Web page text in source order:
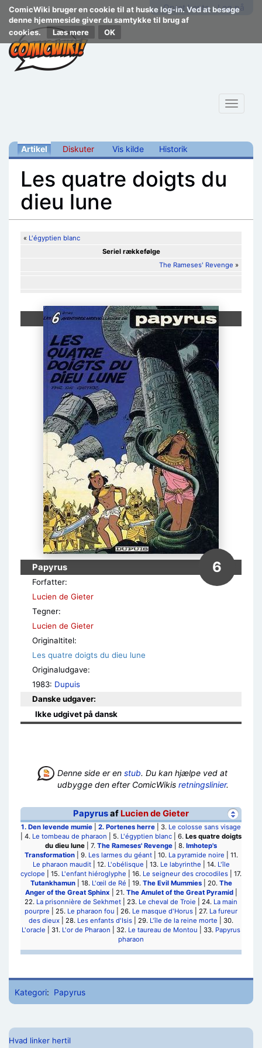
ComicWiki bruger en cookie til at huske log-in. Ved at besøge
denne hjemmeside giver du samtykke til brug af
cookies.
Læs mere
Opret konto Log på
Toggle
Artikel Diskuter Vis kilde Historik
Les quatre doigts du
dieu lune
« L'égyptien blanc
Seriel rækkefølge
The Rameses' Revenge »
Papyrus 6
Forfatter:
Lucien de Gieter
Tegner:
Lucien de Gieter
Originaltitel:
Les quatre doigts du dieu lune
Originaludgave:
1983: Dupuis
Danske udgaver:
Ikke udgivet på dansk
Denne side er en stub. Du kan hjælpe ved at
udbygge den efter ComicWikis retningslinier.
Papyrusaf Lucien de Gieter
1. Den levende mumie 2. Portenes herre | 3. Le colosse sans visage
| 4. Le tombeau de pharaon | 5. L'égyptien blanc | 6. Les quatre doigts
du dieu lune | 7. The Rameses' Revenge | 8. Imhotep's
Transformation| 9. Les larmes du géant| 10. La pyramide noire | 11.
Le pharaon maudit| 12. L'obélisque | 13. Le labyrinthe | 14. L'île
cyclope | 15. L'enfant hiéroglyphe | 16. Le seigneur des crocodiles | 17.
Tutankhamun| 18. L'œil de Ré | 19. The Evil Mummies| 20. The
Anger of the Great Sphinx | 21. The Amulet of the Great Pyramid|
22. La prisonnière de Sekhmet | 23. Le cheval de Troie | 24. La main
pourpre | 25. Le pharaon fou | 26. Le masque d'Horus | 27. La fureur
des dieux | 28. Les enfants d'Isis | 29. L'île de la reine morte | 30.
L'oracle | 31. L'or de Pharaon | 32. Le taureau de Montou | 33. Papyrus
pharaon
Kategori: Papyrus
Hvad linker hertil